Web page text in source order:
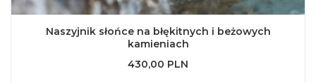
Naszyjnik słońce na błękitnych i beżowych
kamieniach
430,00 PLN